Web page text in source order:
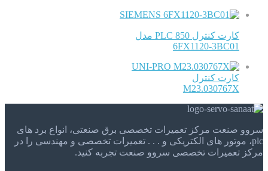
SIEMENS
کارت کنترل 850 PLC مدل
6FX1120-3BC01
UNI-PRO
کارت کنترل
M23.030767X
سروو صنعت مرکز تعمیرات تخصصی برق صنعتی، انواع برد های
plc، موتور های الکتریکی و . . . تعمیرات تخصصی و مهندسی را در
مرکز تعمیرات تخصصی سروو صنعت تجربه کنید.